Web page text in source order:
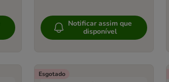
Notificar assim que
disponível
Esgotado